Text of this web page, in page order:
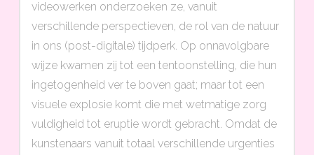
videowerken onderzoeken ze, vanuit
verschillende perspectieven, de rol van de natuur
in ons (post-digitale) tijdperk. Op onnavolgbare
wijze kwamen zij tot een tentoonstelling, die hun
ingetogenheid ver te boven gaat; maar tot een
visuele explosie komt die met wetmatige zorg
vuldigheid tot eruptie wordt gebracht. Omdat de
kunstenaars vanuit totaal verschillende urgenties